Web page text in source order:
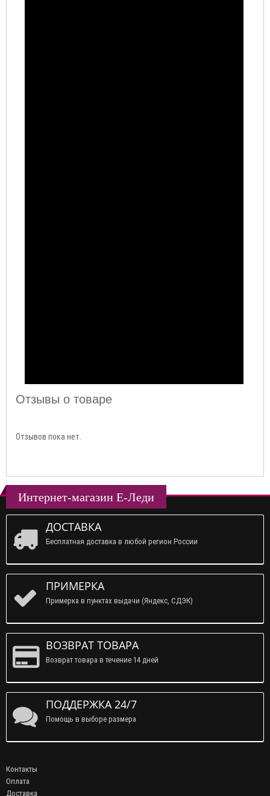
Отзывы о товаре
Отзывов пока нет.
Интернет-магазин Е-Леди
ДОСТАВКА
Бесплатная доставка в любой регион России
ПРИМЕРКА
Примерка в пунктах выдачи (Яндекс, СДЭК)
ВОЗВРАТ ТОВАРА
Возврат товара в течение 14 дней
ПОДДЕРЖКА 24/7
Помощь в выборе размера
Контакты
Оплата
Доставка